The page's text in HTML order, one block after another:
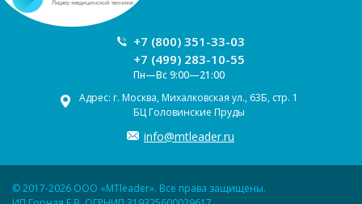
+7 (800) 351-33-03
+7 (499) 283-10-55
Пн—Вс 9:00—21:00
Адрес: г. Москва, Михалковская ул., 63Б, стр. 1
БЦ Головинские Пруды
info@mtleader.ru
© 2017-2026 ООО «MTleader». Все права защищены.